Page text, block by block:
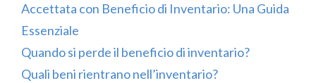
Accettata con Beneficio di Inventario: Una Guida
Essenziale
Quando si perde il beneficio di inventario?
Quali beni rientrano nell’inventario?